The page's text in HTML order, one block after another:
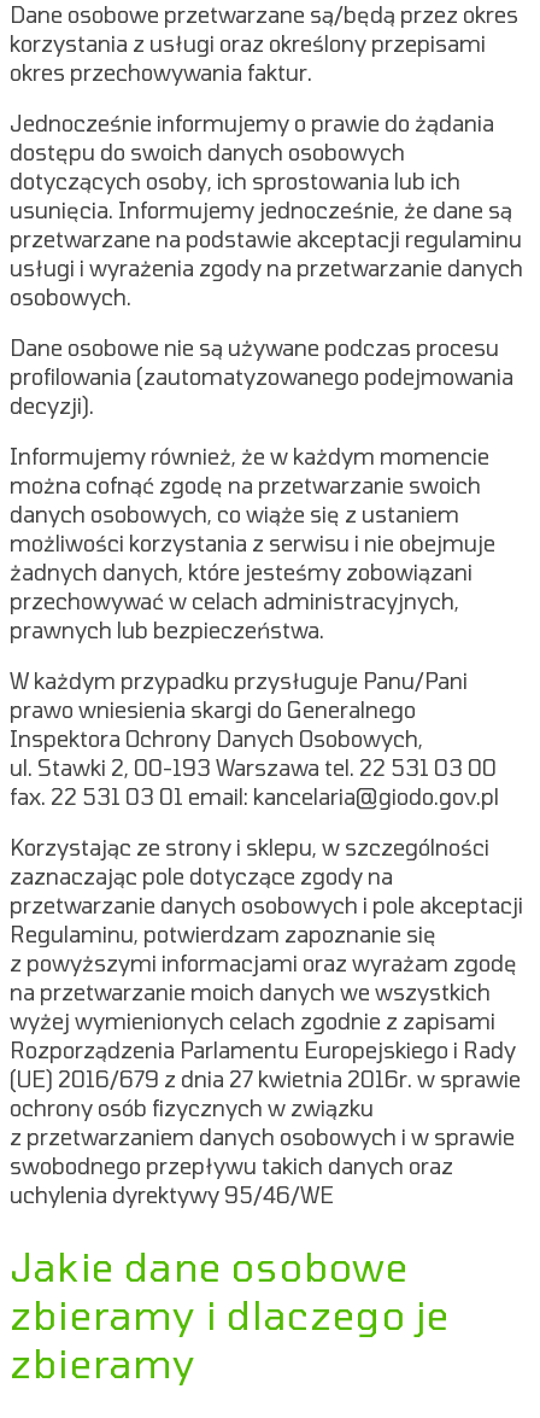
Dane osobowe przetwarzane są/będą przez okres
korzystania z usługi oraz określony przepisami
okres przechowywania faktur.
Jednocześnie informujemy o prawie do żądania
dostępu do swoich danych osobowych
dotyczących osoby, ich sprostowania lub ich
usunięcia. Informujemy jednocześnie, że dane są
przetwarzane na podstawie akceptacji regulaminu
usługi i wyrażenia zgody na przetwarzanie danych
osobowych.
Dane osobowe nie są używane podczas procesu
profilowania (zautomatyzowanego podejmowania
decyzji).
Informujemy również, że w każdym momencie
można cofnąć zgodę na przetwarzanie swoich
danych osobowych, co wiąże się z ustaniem
możliwości korzystania z serwisu i nie obejmuje
żadnych danych, które jesteśmy zobowiązani
przechowywać w celach administracyjnych,
prawnych lub bezpieczeństwa.
W każdym przypadku przysługuje Panu/Pani
prawo wniesienia skargi do Generalnego
Inspektora Ochrony Danych Osobowych,
ul. Stawki 2, 00-193 Warszawa tel. 22 531 03 00
fax. 22 531 03 01 email: kancelaria@giodo.gov.pl
Korzystając ze strony i sklepu, w szczególności
zaznaczając pole dotyczące zgody na
przetwarzanie danych osobowych i pole akceptacji
Regulaminu, potwierdzam zapoznanie się
z powyższymi informacjami oraz wyrażam zgodę
na przetwarzanie moich danych we wszystkich
wyżej wymienionych celach zgodnie z zapisami
Rozporządzenia Parlamentu Europejskiego i Rady
(UE) 2016/679 z dnia 27 kwietnia 2016r. w sprawie
ochrony osób fizycznych w związku
z przetwarzaniem danych osobowych i w sprawie
swobodnego przepływu takich danych oraz
uchylenia dyrektywy 95/46/WE
Jakie dane osobowe
zbieramy i dlaczego je
zbieramy